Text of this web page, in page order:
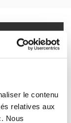
le contenu
relatives aux
Nous